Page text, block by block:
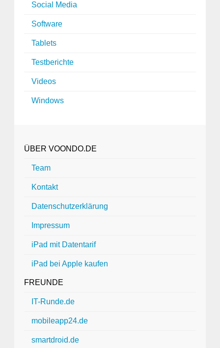
Social Media
Software
Tablets
Testberichte
Videos
Windows
ÜBER VOONDO.DE
Team
Kontakt
Datenschutzerklärung
Impressum
iPad mit Datentarif
iPad bei Apple kaufen
FREUNDE
IT-Runde.de
mobileapp24.de
smartdroid.de